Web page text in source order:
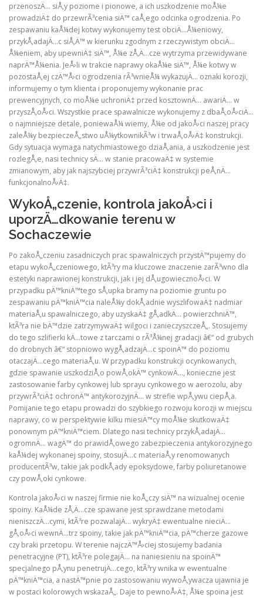
przenoszÄ… siÅ‚y poziome i pionowe, a ich uszkodzenie moÅ¼e
prowadziÄ‡ do przewrÃ³cenia siÄ™ caÅ‚ego odcinka ogrodzenia. Po
zespawaniu kaÅ¼dej kotwy wykonujemy test obciÄ…Å¼eniowy,
przykÅ‚adajÄ…c siÅ‚Ä™ w kierunku zgodnym z rzeczywistym obciÄ…
Å¼eniem, aby upewniÄ‡ siÄ™, Å¼e zÅ‚Ä…cze wytrzyma przewidywane
naprÄ™Å¼enia. JeÅ›li w trakcie naprawy okaÅ¼e siÄ™, Å¼e kotwy w
pozostaÅ‚ej czÄ™Å›ci ogrodzenia rÃ³wnieÅ¼ wykazujÄ… oznaki korozji,
informujemy o tym klienta i proponujemy wykonanie prac
prewencyjnych, co moÅ¼e uchroniÄ‡ przed kosztownÄ… awariÄ… w
przyszÅ‚oÅ›ci. Wszystkie prace spawalnicze wykonujemy z dbaÅ‚oÅ›ciÄ…
o najmniejsze detale, poniewaÅ¼ wiemy, Å¼e od jakoÅ›ci naszej pracy
zaleÅ¼y bezpieczeÅ„stwo uÅ¼ytkownikÃ³w i trwaÅ‚oÅ›Ä‡ konstrukcji.
Gdy sytuacja wymaga natychmiastowego dziaÅ‚ania, a uszkodzenie jest
rozlegÅ‚e, nasi technicy sÄ… w stanie pracowaÄ‡ w systemie
zmianowym, aby jak najszybciej przywrÃ³ciÄ‡ konstrukcji peÅ‚nÄ…
funkcjonalnoÅ›Ä‡.
WykoÅ„czenie, kontrola jakoÅ›ci i
uporzÄ…dkowanie terenu w
Sochaczewie
Po zakoÅ„czeniu zasadniczych prac spawalniczych przystÄ™pujemy do
etapu wykoÅ„czeniowego, ktÃ³ry ma kluczowe znaczenie zarÃ³wno dla
estetyki naprawionej konstrukcji, jak i jej dÅ‚ugowiecznoÅ›ci. W
przypadku pÄ™kniÄ™tego sÅ‚upka bramy na poziomie gruntu po
zespawaniu pÄ™kniÄ™cia naleÅ¼y dokÅ‚adnie wyszlifowaÄ‡ nadmiar
materiaÅ‚u spawalniczego, aby uzyskaÄ‡ gÅ‚adkÄ… powierzchniÄ™,
ktÃ³ra nie bÄ™dzie zatrzymywaÄ‡ wilgoci i zanieczyszczeÅ„. Stosujemy
do tego szlifierki kÄ…towe z tarczami o rÃ³Å¼nej gradacji â€“ od grubych
do drobnych â€“ stopniowo wygÅ‚adzajÄ…c spoinÄ™ do poziomu
otaczajÄ…cego materiaÅ‚u. W przypadku konstrukcji ocynkowanych,
gdzie spawanie uszkodziÅ‚o powÅ‚okÄ™ cynkowÄ…, konieczne jest
zastosowanie farby cynkowej lub sprayu cynkowego w aerozolu, aby
przywrÃ³ciÄ‡ ochronÄ™ antykorozyjnÄ… w strefie wpÅ‚ywu ciepÅ‚a.
Pomijanie tego etapu prowadzi do szybkiego rozwoju korozji w miejscu
naprawy, co w perspektywie kilku miesiÄ™cy moÅ¼e skutkowaÄ‡
ponownym pÄ™kniÄ™ciem. Dlatego nasi technicy przykÅ‚adajÄ…
ogromnÄ… wagÄ™ do prawidÅ‚owego zabezpieczenia antykorozyjnego
kaÅ¼dej wykonanej spoiny, stosujÄ…c materiaÅ‚y renomowanych
producentÃ³w, takie jak podkÅ‚ady epoksydowe, farby poliuretanowe
czy powÅ‚oki cynkowe.
Kontrola jakoÅ›ci w naszej firmie nie koÅ„czy siÄ™ na wizualnej ocenie
spoiny. KaÅ¼de zÅ‚Ä…cze spawane jest sprawdzane metodami
nieniszczÄ…cymi, ktÃ³re pozwalajÄ… wykryÄ‡ ewentualne nieciÄ…
gÅ‚oÅ›ci wewnÄ…trz spoiny, takie jak pÄ™kniÄ™cia, pÄ™cherze gazowe
czy braki przetopu. W terenie najczÄ™Å›ciej stosujemy badania
penetracyjne (PT), ktÃ³re polegajÄ… na naniesieniu na spoinÄ™
specjalnego pÅ‚ynu penetrujÄ…cego, ktÃ³ry wnika w ewentualne
pÄ™kniÄ™cia, a nastÄ™pnie po zastosowaniu wywoÅ‚ywacza ujawnia je
w postaci kolorowych wskazaÅ„. Daje to pewnoÅ›Ä‡, Å¼e spoina jest